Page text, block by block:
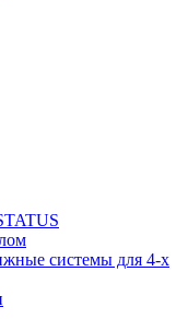
системы для 4-х